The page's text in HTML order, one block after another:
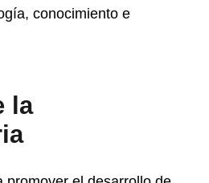
conocimiento e
la